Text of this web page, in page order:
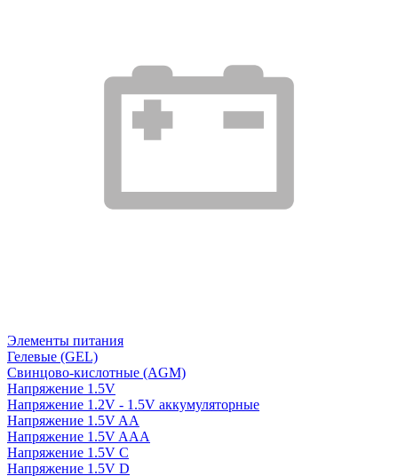
Элементы питания
Гелевые (GEL)
Свинцово-кислотные (AGM)
Напряжение 1.5V
Напряжение 1.2V - 1.5V аккумуляторные
Напряжение 1.5V AA
Напряжение 1.5V AAA
Напряжение 1.5V C
Напряжение 1.5V D